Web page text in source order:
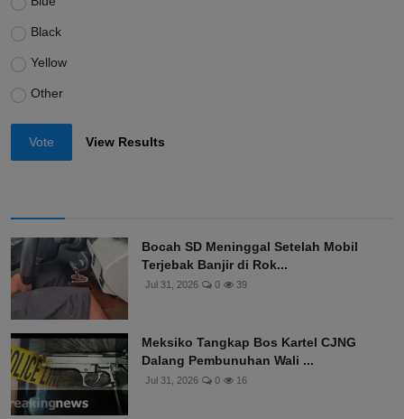
Black
Yellow
Other
Vote View Results
Bocah SD Meninggal Setelah Mobil
Terjebak Banjir di Rok...
Jul 31, 2026 0 39
Meksiko Tangkap Bos Kartel CJNG
Dalang Pembunuhan Wali ...
Jul 31, 2026 0 16